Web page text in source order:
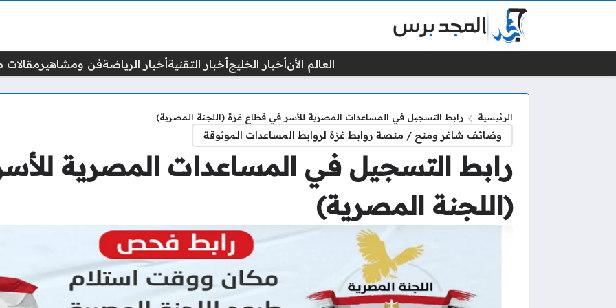
العالم الأنأخبار الخليجأخبار التقنيةأخبار الرياضةفن ومشاهيرمقالات
الرئيسية رابط التسجيل في المساعدات المصرية للأسر في قطاع غزة (اللجنة المصرية)
وضائف شاغر ومنح / منصة روابط غزة لروابط المساعدات الموثوقة
رابط التسجيل في المساعدات المصرية
(اللجنة المصرية)